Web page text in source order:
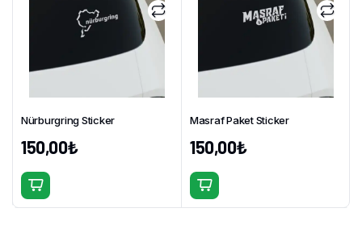
varyasyonu
ürün
varyasyonu
ürün
Nürburgring Sticker
150,00₺
Bu
ürünün
Masraf Paket Sticker
150,00₺
Bu
ürünün